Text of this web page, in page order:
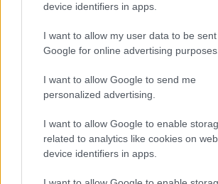
device identifiers in apps.
I want to allow my user data to be
Google for online advertising
I want to allow Google to send me
personalized advertising.
I want to allow Google to enable
related to analytics like cookies on
device identifiers in apps.
jugadores en
Julián Araujo (Defensa, 500.000)
Las Palmas reforzó el lateral derecho con
cedido de Julián Araujo, procedente del
jugador mexicano jugó en 2022 en la
Galaxy, en los que disputó 35 partidos,